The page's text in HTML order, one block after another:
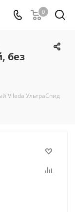
0
без
Vileda УльтраСпид